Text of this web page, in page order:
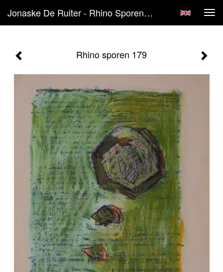
Jonaske De Ruiter - Rhino Sporen 179
Rhino sporen 179